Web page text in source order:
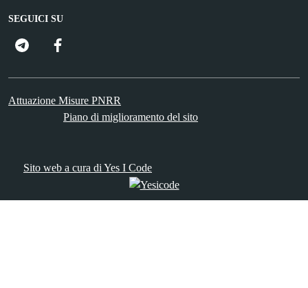
SEGUICI SU
FacebooK
Attuazione Misure PNRR
Piano di miglioramento del sito
Sito web a cura di Yes I Code